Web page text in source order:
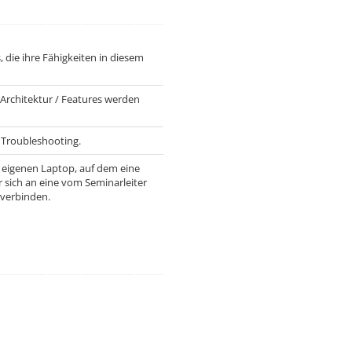
die ihre Fähigkeiten in diesem
/ Features werden
Laptop, auf dem eine
an eine vom Seminarleiter